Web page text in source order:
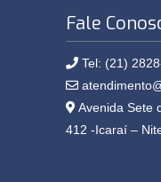
Fale
Tel: (21)
Avenida Sete
412 -Icaraí –